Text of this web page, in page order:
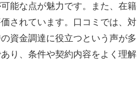
能な点が魅力です。また、在籍
されています。口コミでは、対
資金調達に役立つという声が多
り、条件や契約内容をよく理解